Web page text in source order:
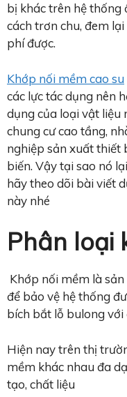
bị khác trên hệ thống
cách trơn chu, đem
phí được.
Khớp nối mềm cao su
các lực tác dụng nên
dụng của loại vật liệu
chung cư cao tầng,
nghiệp sản xuất thiết
biến. Vậy tại sao nó
hãy theo dõi bài viết
này nhé
Phân loại
Khớp nối mềm là
để bảo vệ hệ thống
bích bắt lỗ bulong với
Hiện nay trên thị
mềm khác nhau đa
tạo, chất liệu